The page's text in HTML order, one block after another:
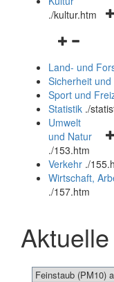
./kultur.htm
und
schließen
Land- und
Sicherheit
Sport und
Statistik ./
Umwelt
und Natur
./153.htm
Verkehr ./
Wirtschaft,
./157.htm